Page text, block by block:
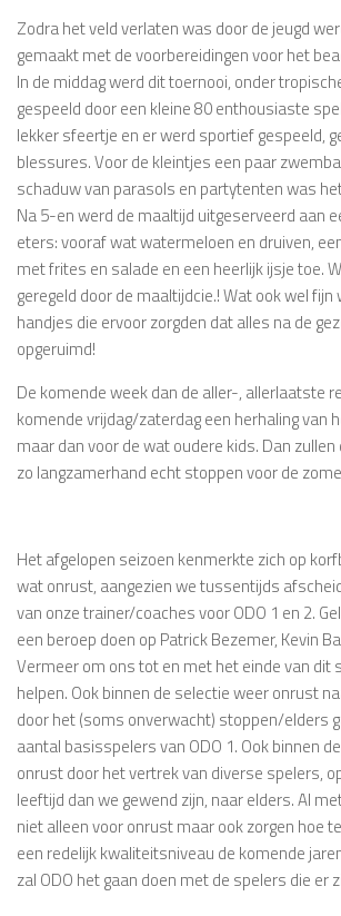
Zodra het veld verlaten was door de jeugd
gemaakt met de voorbereidingen voor het
In de middag werd dit toernooi, onder
gespeeld door een kleine 80 enthousiaste
lekker sfeertje en er werd sportief gespeeld,
blessures. Voor de kleintjes een paar
schaduw van parasols en partytenten was
Na 5-en werd de maaltijd uitgeserveerd aan
eters: vooraf wat watermeloen en druiven,
met frites en salade en een heerlijk ijsje toe.
geregeld door de maaltijdcie.! Wat ook wel fijn
handjes die ervoor zorgden dat alles na de
opgeruimd!
De komende week dan de aller-, allerlaatste
komende vrijdag/zaterdag een herhaling van
maar dan voor de wat oudere kids. Dan
zo langzamerhand echt stoppen voor de
Het afgelopen seizoen kenmerkte zich op
wat onrust, aangezien we tussentijds
van onze trainer/coaches voor ODO 1 en 2.
een beroep doen op Patrick Bezemer, Kevin
Vermeer om ons tot en met het einde van dit
helpen. Ook binnen de selectie weer onrust
door het (soms onverwacht) stoppen/elders
aantal basisspelers van ODO 1. Ook binnen
onrust door het vertrek van diverse spelers,
leeftijd dan we gewend zijn, naar elders. Al
niet alleen voor onrust maar ook zorgen hoe
een redelijk kwaliteitsniveau de komende
zal ODO het gaan doen met de spelers die er